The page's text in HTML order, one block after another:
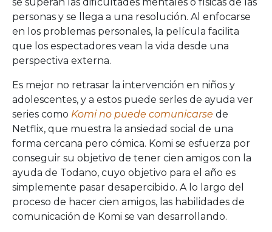
personas y se llega a una resolución. Al enfocarse
en los problemas personales, la película facilita
que los espectadores vean la vida desde una
perspectiva externa.
Es mejor no retrasar la intervención en niños y
adolescentes, y a estos puede serles de ayuda ver
series como Komi no puede comunicarse de
Netflix, que muestra la ansiedad social de una
forma cercana pero cómica. Komi se esfuerza por
conseguir su objetivo de tener cien amigos con la
ayuda de Todano, cuyo objetivo para el año es
simplemente pasar desapercibido. A lo largo del
proceso de hacer cien amigos, las habilidades de
comunicación de Komi se van desarrollando.